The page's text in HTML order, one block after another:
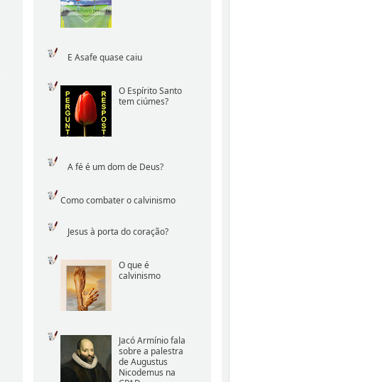
E Asafe quase caiu
O Espírito Santo
tem ciúmes?
A fé é um dom de Deus?
Como combater o calvinismo
Jesus à porta do coração?
O que é
calvinismo
Jacó Armínio fala
sobre a palestra
de Augustus
Nicodemus na